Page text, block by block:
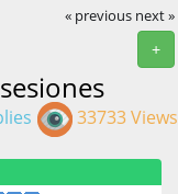
« previous next »
+
33733 Views